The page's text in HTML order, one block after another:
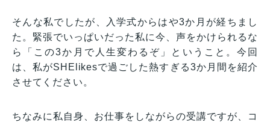
そんな私でしたが、入学式からはや3か月が経ちまし
た。緊張でいっぱいだった私に今、声をかけられるな
ら「この3か月で人生変わるぞ」ということ。今回
は、私がSHElikesで過ごした熱すぎる3か月間を紹介
させてください。
ちなみに私自身、お仕事をしながらの受講ですが、コ